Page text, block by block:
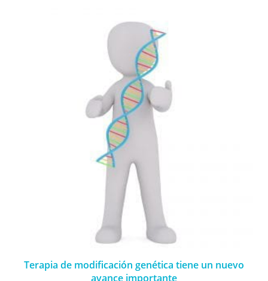
Terapia de modificación genética tiene un nuevo
avance importante